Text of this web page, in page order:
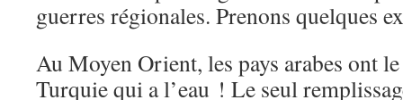
guerres régionales. Prenons quelques
Au Moyen Orient, les pays arabes ont
Turquie qui a l’eau ! Le seul